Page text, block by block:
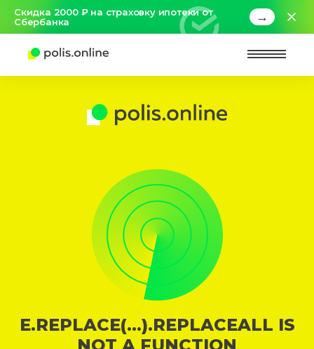
Скидка 2000 ₽ на страховку ипотеки от
Сбербанка
→
E.REPLACE(...).REPLACEALL IS